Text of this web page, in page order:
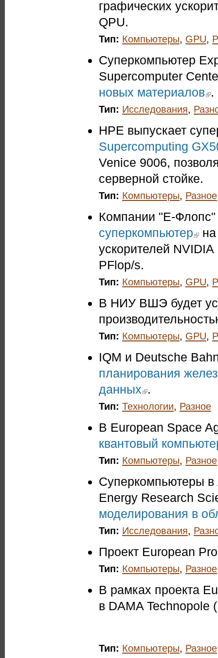
графических
QPU.
Тип: Компьютеры, GPU,
Суперкомпьютер
Supercomputer
новых материалов .
Тип: Исследования,
HPE выпускает
Supercomputing
Venice 9006,
серверной стойке.
Тип: Компьютеры, Разное
Компании "Е-Флопс"
суперкомпьютер (link is
ускорителей
PFlop/s.
Тип: Компьютеры, GPU,
В НИУ ВШЭ будет
Тип: Компьютеры, GPU,
IQM и Deutsche
планирования
данных .
Тип: Технологии, Разное
В European Space
квантовый
Тип: Компьютеры, Разное
Суперкомпьютеры в
Energy Research
моделирования в
Тип: Исследования,
Проект European
Тип: Компьютеры, Разное
В рамках проекта
в DAMA Technopole
Тип: Компьютеры, Разное